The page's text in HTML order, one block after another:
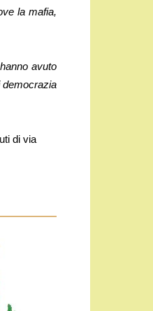
la mafia,
avuto
democrazia
di via